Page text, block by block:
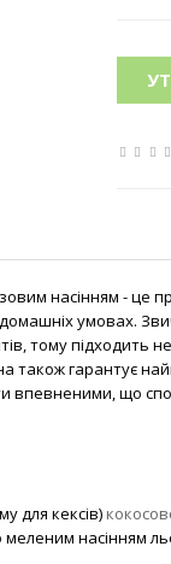
насінням -
умовах.
тому підходить
також гарантує
впевненими, що
для кексів)
меленим насінням